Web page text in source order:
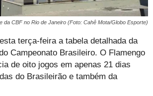
da CBF no Rio de Janeiro (Foto: Cahê Mota/Globo Esporte)
terça-feira a tabela detalhada da
Campeonato Brasileiro. O Flamengo
de oito jogos em apenas 21 dias
do Brasileirão e também da